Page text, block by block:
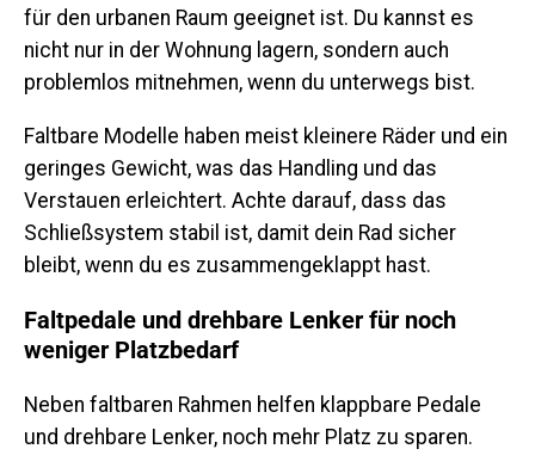
für den urbanen Raum geeignet ist. Du kannst es
nicht nur in der Wohnung lagern, sondern auch
problemlos mitnehmen, wenn du unterwegs bist.
Faltbare Modelle haben meist kleinere Räder und ein
geringes Gewicht, was das Handling und das
Verstauen erleichtert. Achte darauf, dass das
Schließsystem stabil ist, damit dein Rad sicher
bleibt, wenn du es zusammengeklappt hast.
Faltpedale und drehbare Lenker für noch
weniger Platzbedarf
Neben faltbaren Rahmen helfen klappbare Pedale
und drehbare Lenker, noch mehr Platz zu sparen.